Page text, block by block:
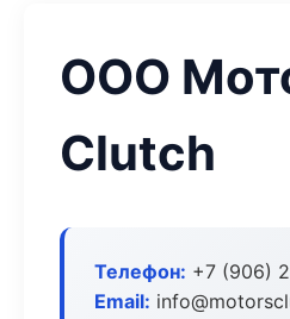
ООО
Clutch
Телефон: +7 (906)
Email: